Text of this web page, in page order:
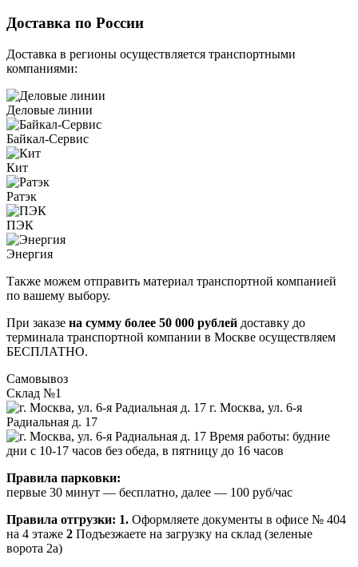
Доставка по России
Доставка в регионы осуществляется транспортными
компаниями:
Деловые линии
Байкал-Сервис
Кит
Ратэк
ПЭК
Энергия
Также можем отправить материал транспортной компанией
по вашему выбору.
При заказе на сумму более 50 000 рублей доставку до
терминала транспортной компании в Москве осуществляем
БЕСПЛАТНО.
Самовывоз
Склад №1
г. Москва, ул. 6-я
Радиальная д. 17
Время работы: будние
дни с 10-17 часов без обеда, в пятницу до 16 часов
Правила парковки:
первые 30 минут — бесплатно, далее — 100 руб/час
Правила отгрузки: 1. Оформляете документы в офисе № 404
на 4 этаже 2 Подъезжаете на загрузку на склад (зеленые
ворота 2а)